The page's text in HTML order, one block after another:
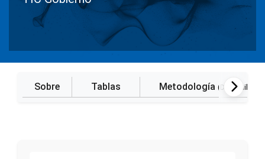
Sobre Tablas Metodología (Disponible